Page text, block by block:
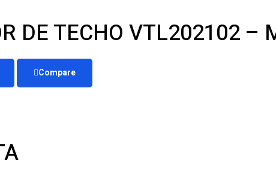
DE TECHO VTL202102 –
Compare